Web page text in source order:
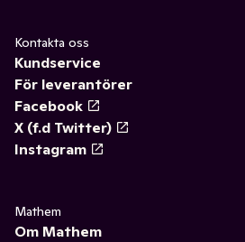
Kontakta oss
Kundservice
För leverantörer
Facebook
X (f.d Twitter)
Instagram
Mathem
Om Mathem